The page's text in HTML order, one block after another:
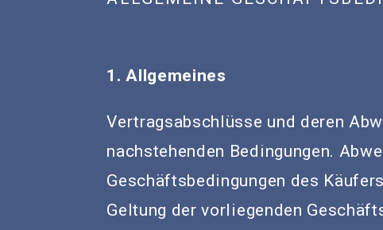
1. Allgemeines
Vertragsabschlüsse und deren
nachstehenden Bedingungen.
Geschäftsbedingungen des
Geltung der vorliegenden